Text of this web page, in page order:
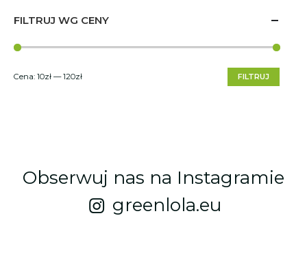
FILTRUJ WG CENY
FILTRUJ
Cena: 10zł —120zł
Obserwuj nas na Instagramie
greenlola.eu